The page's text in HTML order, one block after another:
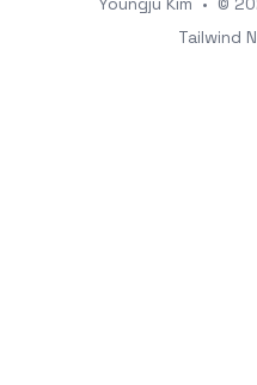
Tailwind